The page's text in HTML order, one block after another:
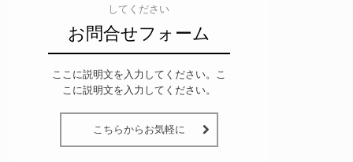
してください
お問合せフォーム
ここに説明文を入力してください。こ
こに説明文を入力してください。
こちらからお気軽に